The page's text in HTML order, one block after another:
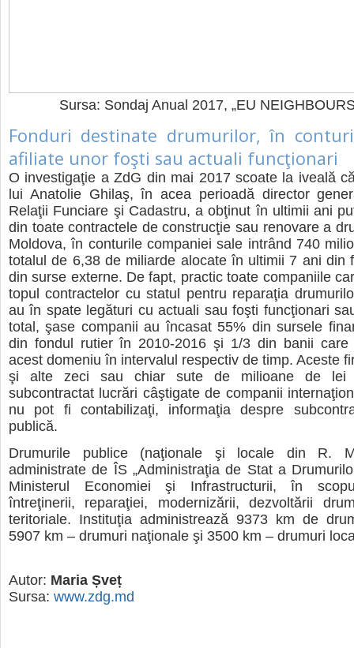
Sursa: Sondaj Anual 2017, „EU
Fonduri destinate drumurilor, în
afiliate unor foşti sau actuali funcţionari
O investigaţie a ZdG din mai 2017 scoate la iveală
lui Anatolie Ghilaş, în acea perioadă director
Relaţii Funciare şi Cadastru, a obţinut în ultimii ani
din toate contractele de construcţie sau renovare a
Moldova, în conturile companiei sale intrând 740
totalul de 6,38 de miliarde alocate în ultimii 7 ani din
din surse externe. De fapt, practic toate companiile
topul contractelor cu statul pentru reparaţia
au în spate legături cu actuali sau foşti funcţionari
total, şase companii au încasat 55% din sursele
din fondul rutier în 2010-2016 şi 1/3 din banii
acest domeniu în intervalul respectiv de timp. Aceste
şi alte zeci sau chiar sute de milioane de lei
subcontractat lucrări câştigate de companii
nu pot fi contabilizaţi, informaţia despre
publică.
Drumurile publice (naţionale şi locale din R.
administrate de ÎS „Administraţia de Stat a
Ministerul Economiei şi Infrastructurii, în
întreţinerii, reparaţiei, modernizării, dezvoltării
teritoriale. Instituţia administrează 9373 km de
5907 km – drumuri naţionale şi 3500 km – drumuri
Autor: Maria Șveț
Sursa: www.zdg.md